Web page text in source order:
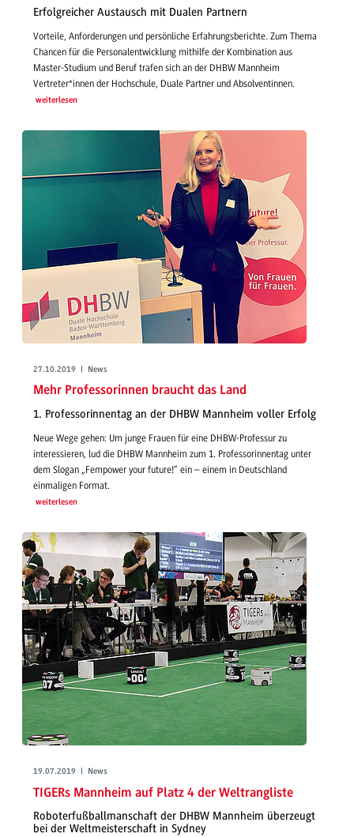
Erfolgreicher Austausch mit Dualen Partnern
Vorteile, Anforderungen und persönliche Erfahrungsberichte. Zum Thema
Chancen für die Personalentwicklung mithilfe der Kombination aus
Master-Studium und Beruf trafen sich an der DHBW Mannheim
Vertreter*innen der Hochschule, Duale Partner und Absolventinnen.
weiterlesen
27.10.2019 | News
Mehr Professorinnen braucht das Land
1. Professorinnentag an der DHBW Mannheim voller Erfolg
Neue Wege gehen: Um junge Frauen für eine DHBW-Professur zu
interessieren, lud die DHBW Mannheim zum 1. Professorinnentag unter
dem Slogan „Fempower your future!“ ein – einem in Deutschland
einmaligen Format.
weiterlesen
19.07.2019 | News
TIGERs Mannheim auf Platz 4 der Weltrangliste
Roboterfußballmanschaft der DHBW Mannheim überzeugt
bei der Weltmeisterschaft in Sydney